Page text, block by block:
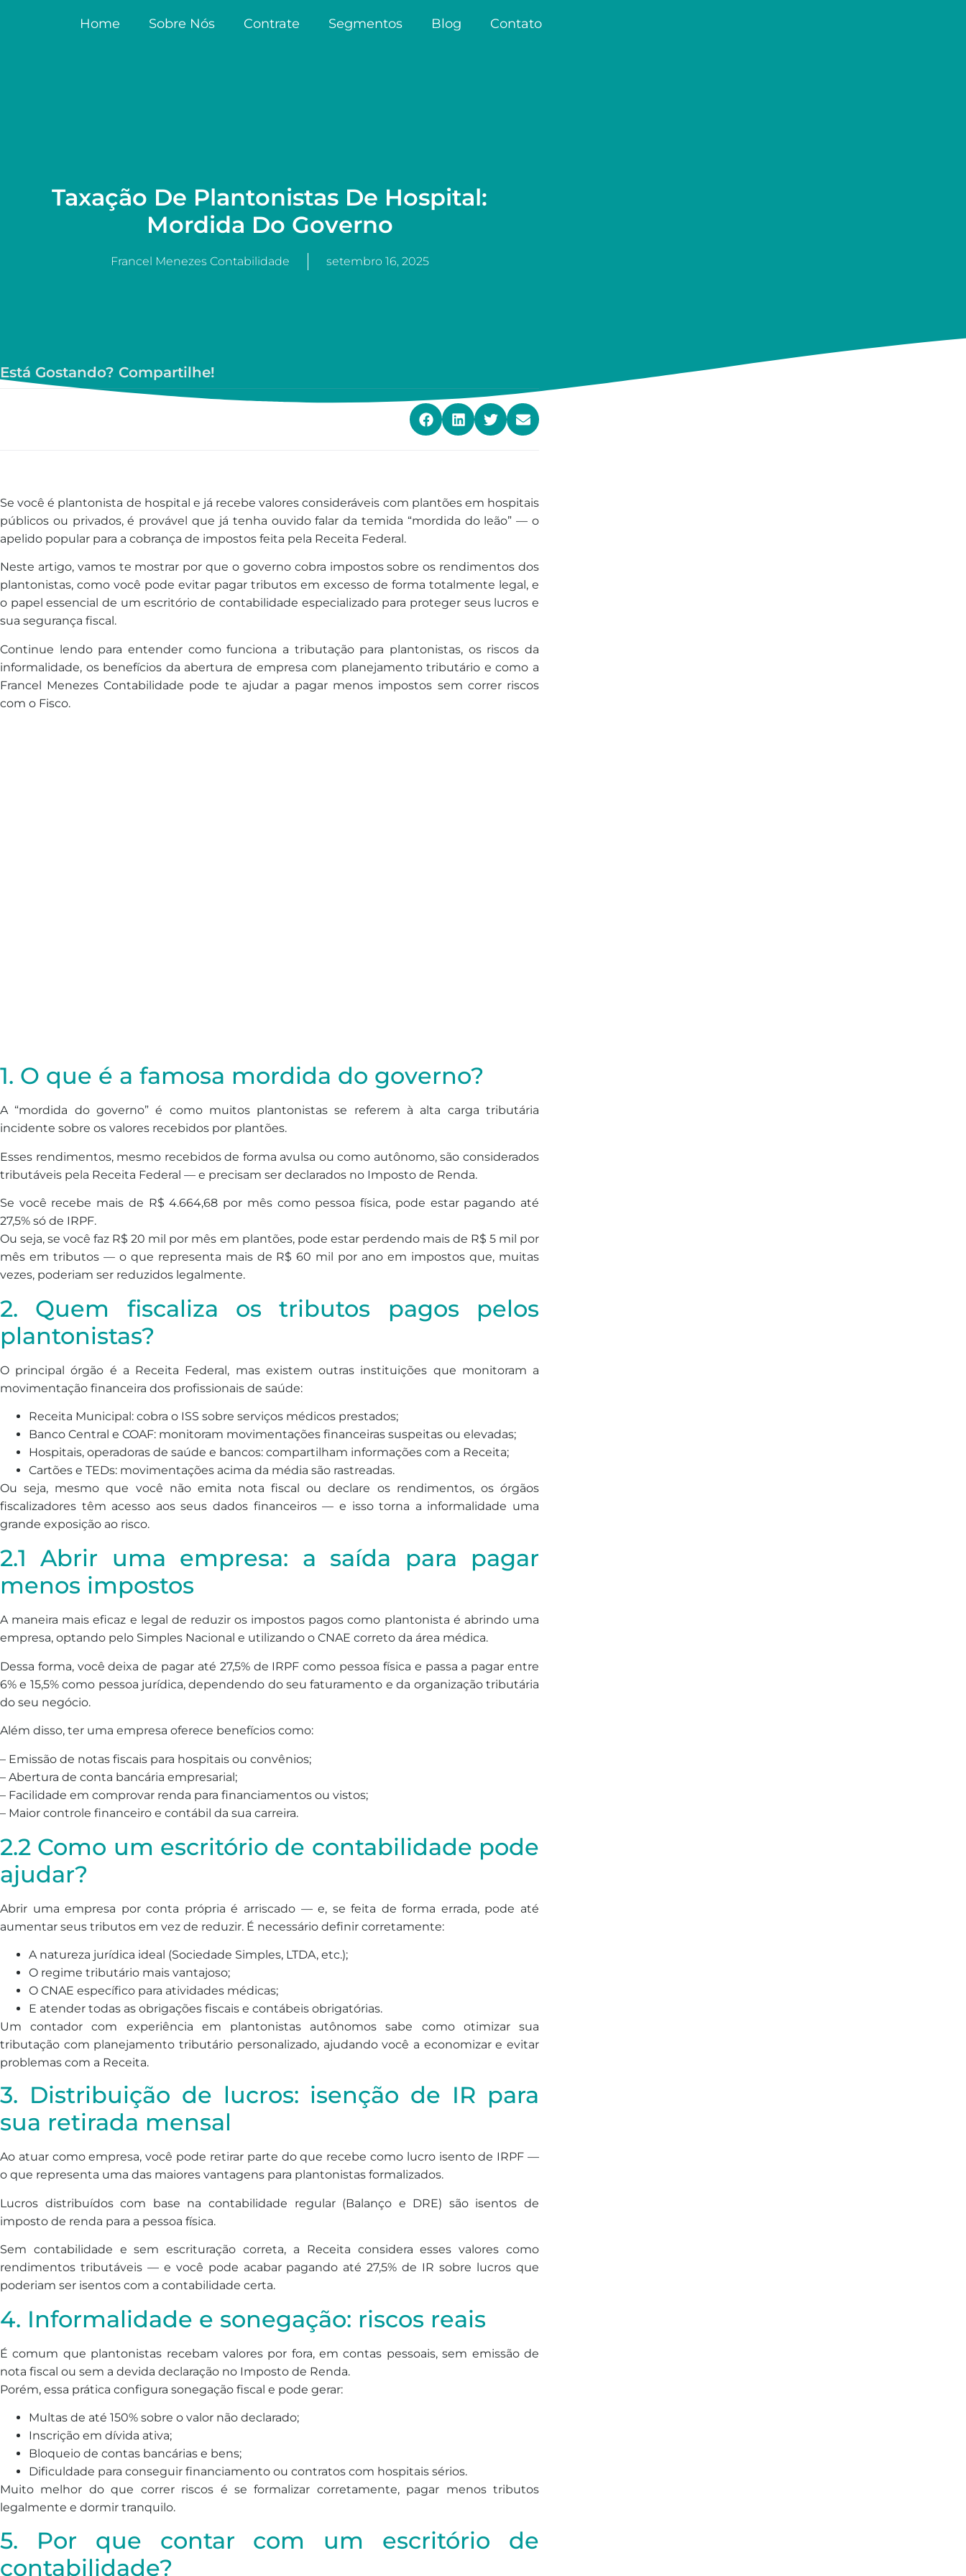
Home Sobre Nós Contrate Segmentos Blog Contato
Taxação De Plantonistas De Hospital:
Mordida Do Governo
Francel Menezes Contabilidade setembro 16, 2025
Está Gostando? Compartilhe!
Se você é plantonista de hospital e já recebe valores consideráveis com plantões em hospitais
públicos ou privados, é provável que já tenha ouvido falar da temida “mordida do leão” — o
apelido popular para a cobrança de impostos feita pela Receita Federal.
Neste artigo, vamos te mostrar por que o governo cobra impostos sobre os rendimentos dos
plantonistas, como você pode evitar pagar tributos em excesso de forma totalmente legal, e
o papel essencial de um escritório de contabilidade especializado para proteger seus lucros e
sua segurança fiscal.
Continue lendo para entender como funciona a tributação para plantonistas, os riscos da
informalidade, os benefícios da abertura de empresa com planejamento tributário e como a
Francel Menezes Contabilidade pode te ajudar a pagar menos impostos sem correr riscos
com o Fisco.
1. O que é a famosa mordida do governo?
A “mordida do governo” é como muitos plantonistas se referem à alta carga tributária
incidente sobre os valores recebidos por plantões.
Esses rendimentos, mesmo recebidos de forma avulsa ou como autônomo, são considerados
tributáveis pela Receita Federal — e precisam ser declarados no Imposto de Renda.
Se você recebe mais de R$ 4.664,68 por mês como pessoa física, pode estar pagando até
27,5% só de IRPF.
Ou seja, se você faz R$ 20 mil por mês em plantões, pode estar perdendo mais de R$ 5 mil por
mês em tributos — o que representa mais de R$ 60 mil por ano em impostos que, muitas
vezes, poderiam ser reduzidos legalmente.
2. Quem fiscaliza os tributos pagos pelos
plantonistas?
O principal órgão é a Receita Federal, mas existem outras instituições que monitoram a
movimentação financeira dos profissionais de saúde:
Receita Municipal: cobra o ISS sobre serviços médicos prestados;
Banco Central e COAF: monitoram movimentações financeiras suspeitas ou elevadas;
Hospitais, operadoras de saúde e bancos: compartilham informações com a Receita;
Cartões e TEDs: movimentações acima da média são rastreadas.
Ou seja, mesmo que você não emita nota fiscal ou declare os rendimentos, os órgãos
fiscalizadores têm acesso aos seus dados financeiros — e isso torna a informalidade uma
grande exposição ao risco.
2.1 Abrir uma empresa: a saída para pagar
menos impostos
A maneira mais eficaz e legal de reduzir os impostos pagos como plantonista é abrindo uma
empresa, optando pelo Simples Nacional e utilizando o CNAE correto da área médica.
Dessa forma, você deixa de pagar até 27,5% de IRPF como pessoa física e passa a pagar entre
6% e 15,5% como pessoa jurídica, dependendo do seu faturamento e da organização tributária
do seu negócio.
Além disso, ter uma empresa oferece benefícios como:
– Emissão de notas fiscais para hospitais ou convênios;
– Abertura de conta bancária empresarial;
– Facilidade em comprovar renda para financiamentos ou vistos;
– Maior controle financeiro e contábil da sua carreira.
2.2 Como um escritório de contabilidade pode
ajudar?
Abrir uma empresa por conta própria é arriscado — e, se feita de forma errada, pode até
aumentar seus tributos em vez de reduzir. É necessário definir corretamente:
A natureza jurídica ideal (Sociedade Simples, LTDA, etc.);
O regime tributário mais vantajoso;
O CNAE específico para atividades médicas;
E atender todas as obrigações fiscais e contábeis obrigatórias.
Um contador com experiência em plantonistas autônomos sabe como otimizar sua
tributação com planejamento tributário personalizado, ajudando você a economizar e evitar
problemas com a Receita.
3. Distribuição de lucros: isenção de IR para
sua retirada mensal
Ao atuar como empresa, você pode retirar parte do que recebe como lucro isento de IRPF —
o que representa uma das maiores vantagens para plantonistas formalizados.
Lucros distribuídos com base na contabilidade regular (Balanço e DRE) são isentos de
imposto de renda para a pessoa física.
Sem contabilidade e sem escrituração correta, a Receita considera esses valores como
rendimentos tributáveis — e você pode acabar pagando até 27,5% de IR sobre lucros que
poderiam ser isentos com a contabilidade certa.
4. Informalidade e sonegação: riscos reais
É comum que plantonistas recebam valores por fora, em contas pessoais, sem emissão de
nota fiscal ou sem a devida declaração no Imposto de Renda.
Porém, essa prática configura sonegação fiscal e pode gerar:
Multas de até 150% sobre o valor não declarado;
Inscrição em dívida ativa;
Bloqueio de contas bancárias e bens;
Dificuldade para conseguir financiamento ou contratos com hospitais sérios.
Muito melhor do que correr riscos é se formalizar corretamente, pagar menos tributos
legalmente e dormir tranquilo.
5. Por que contar com um escritório de
contabilidade?